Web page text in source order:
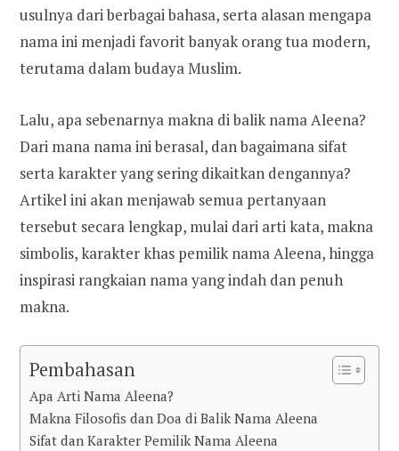
usulnya dari berbagai bahasa, serta alasan mengapa
nama ini menjadi favorit banyak orang tua modern,
terutama dalam budaya Muslim.
Lalu, apa sebenarnya makna di balik nama Aleena?
Dari mana nama ini berasal, dan bagaimana sifat
serta karakter yang sering dikaitkan dengannya?
Artikel ini akan menjawab semua pertanyaan
tersebut secara lengkap, mulai dari arti kata, makna
simbolis, karakter khas pemilik nama Aleena, hingga
inspirasi rangkaian nama yang indah dan penuh
makna.
Pembahasan
Apa Arti Nama Aleena?
Makna Filosofis dan Doa di Balik Nama Aleena
Sifat dan Karakter Pemilik Nama Aleena